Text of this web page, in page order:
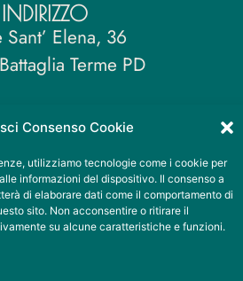
Consenso Cookie
utilizziamo tecnologie come i cookie per
informazioni del dispositivo. Il consenso a
di elaborare dati come il comportamento di
sito. Non acconsentire o ritirare il
su alcune caratteristiche e funzioni.
INDIRIZZO
Elena, 36
Terme PD
RECAPITI
SOCIAL